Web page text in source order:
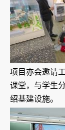
项目亦会邀请
课堂，与学生
绍基建设施。